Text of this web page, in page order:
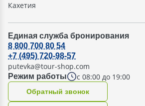
Кахетия
Единая служба бронирования
Режим работы с 08:00 до 19:00
8 800 700 80 54
+7 (495) 720-98-57
putevka@tour-shop.com
Oбратный звонок